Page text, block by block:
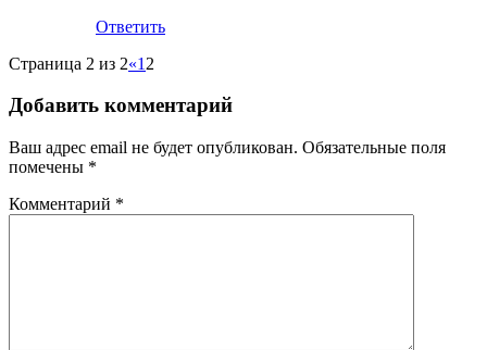
Ответить
Страница 2 из 2«1 2
Добавить комментарий
Ваш адрес email не будет опубликован. Обязательные поля
помечены *
Комментарий *